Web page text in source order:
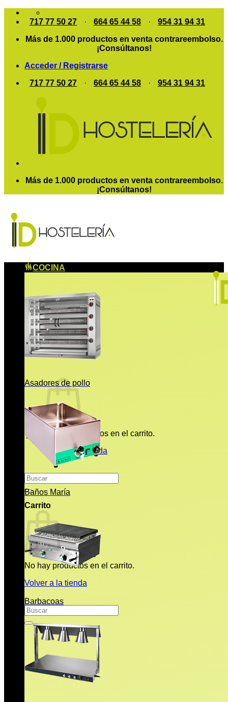
Saltar
717 77 50 27 · 664 65 44 58 ·
954 31 94 31
Más de 1.000 productos en venta contrareembolso.
¡Consúltanos!
Acceder / Registrarse
717 77 50 27
· 664 65 44 58 · 954 31 94 31
Más de 1.000 productos en venta contrareembolso.
¡Consúltanos!
No hay productos en el carrito.
Volver a la tienda
Buscar
por:
Carrito
No hay productos en el carrito.
Volver a la tienda
Buscar
por:
COCINA
Asadores de pollo
Baños María
Barbacoas